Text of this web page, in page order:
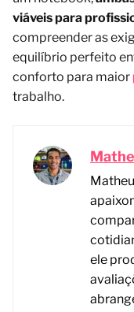
viáveis ​​para
compreender as
equilíbrio perfeito
conforto para maior
trabalho.
ele